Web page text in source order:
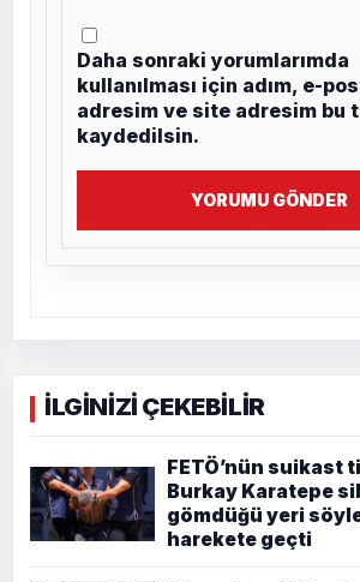
Daha sonraki yorumlarımda
kullanılması için adım, e-
adresim ve site adresim bu
kaydedilsin.
YORUMU GÖNDER
İLGİNİZİ ÇEKEBİLİR
FETÖ’nün suikast
Burkay Karatepe
gömdüğü yeri
harekete geçti